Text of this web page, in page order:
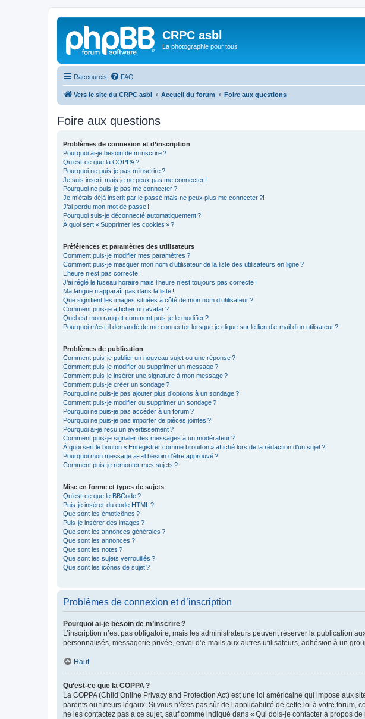
CRPC asbl
La photographie pour tous
Raccourcis FAQ
Vers le site du CRPC asbl Accueil du forum Foire aux questions
Foire aux questions
Problèmes de connexion et d’inscription
Pourquoi ai-je besoin de m’inscrire ?
Qu’est-ce que la COPPA ?
Pourquoi ne puis-je pas m’inscrire ?
Je suis inscrit mais je ne peux pas me connecter !
Pourquoi ne puis-je pas me connecter ?
Je m’étais déjà inscrit par le passé mais ne peux plus me connecter ?!
J’ai perdu mon mot de passe !
Pourquoi suis-je déconnecté automatiquement ?
À quoi sert « Supprimer les cookies » ?
Préférences et paramètres des utilisateurs
Comment puis-je modifier mes paramètres ?
Comment puis-je masquer mon nom d’utilisateur de la liste des utilisateurs en ligne ?
L’heure n’est pas correcte !
J’ai réglé le fuseau horaire mais l’heure n’est toujours pas correcte !
Ma langue n’apparaît pas dans la liste !
Que signifient les images situées à côté de mon nom d’utilisateur ?
Comment puis-je afficher un avatar ?
Quel est mon rang et comment puis-je le modifier ?
Pourquoi m’est-il demandé de me connecter lorsque je clique sur le lien d’e-mail d’un utilisateur ?
Problèmes de publication
Comment puis-je publier un nouveau sujet ou une réponse ?
Comment puis-je modifier ou supprimer un message ?
Comment puis-je insérer une signature à mon message ?
Comment puis-je créer un sondage ?
Pourquoi ne puis-je pas ajouter plus d’options à un sondage ?
Comment puis-je modifier ou supprimer un sondage ?
Pourquoi ne puis-je pas accéder à un forum ?
Pourquoi ne puis-je pas importer de pièces jointes ?
Pourquoi ai-je reçu un avertissement ?
Comment puis-je signaler des messages à un modérateur ?
À quoi sert le bouton « Enregistrer comme brouillon » affiché lors de la rédaction d’un sujet ?
Pourquoi mon message a-t-il besoin d’être approuvé ?
Comment puis-je remonter mes sujets ?
Mise en forme et types de sujets
Qu’est-ce que le BBCode ?
Puis-je insérer du code HTML ?
Que sont les émoticônes ?
Puis-je insérer des images ?
Que sont les annonces générales ?
Que sont les annonces ?
Que sont les notes ?
Que sont les sujets verrouillés ?
Que sont les icônes de sujet ?
Problèmes de connexion et d’inscription
Pourquoi ai-je besoin de m’inscrire ?
L’inscription n’est pas obligatoire, mais les administrateurs peuvent réserver la publication
personnalisés, messagerie privée, envoi d’e-mails aux autres utilisateurs, adhésion à un
Haut
Qu’est-ce que la COPPA ?
La COPPA (Child Online Privacy and Protection Act) est une loi américaine qui impose aux
parents ou tuteurs légaux. Si vous n’êtes pas sûr de l’applicabilité de cette loi à votre
ne les contactez pas à ce sujet, sauf comme indiqué dans « Qui dois-je contacter à propos de